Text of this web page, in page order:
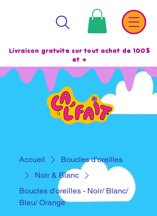
Livraison gratuite sur tout achat de 100$
et +
Accueil
Boucles d'oreilles
Noir & Blanc
Boucles d'oreilles - Noir/ Blanc/
Bleu/ Orange